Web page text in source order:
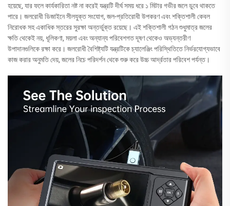
হয়েছে, যার ফলে কার্যকারিতা নষ্ট না করেই যন্ত্রটি দীর্ঘ সময় ধরে ১ মিটার গভীর জলে ডুবে থাকতে
পারে। জলরোধী ডিজাইনে সীলযুক্ত সংযোগ, জল-প্রতিরোধী উপকরণ এবং শক্তিশালী কেবল
নিরোধক সহ একাধিক স্তরের সুরক্ষা অন্তর্ভুক্ত রয়েছে। এই শক্তিশালী গঠন শুধুমাত্র জলের
ক্ষতি থেকেই নয়, ধূলিকণা, ময়লা এবং অন্যান্য পরিবেশগত দূষণ থেকেও অভ্যন্তরীণ
উপাদানগুলিকে রক্ষা করে। জলরোধী বৈশিষ্ট্যটি যন্ত্রটিকে চ্যালেঞ্জিং পরিস্থিতিতে নির্ভরযোগ্যভাবে
কাজ করার অনুমতি দেয়, জলের নিচে পরিদর্শন থেকে শুরু করে উচ্চ আর্দ্রতার পরিবেশ পর্যন্ত।